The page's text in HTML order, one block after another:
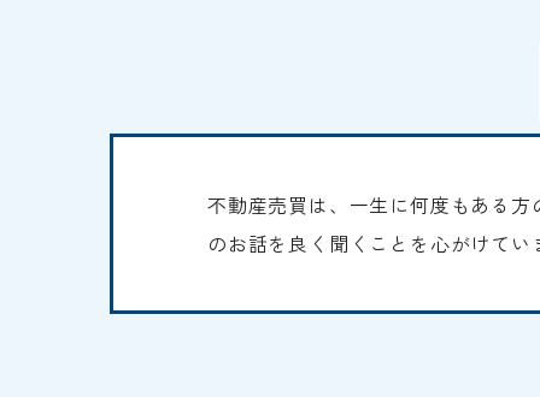
不動産売買は、一生に何度もある
のお話を良く聞くことを心がけてい